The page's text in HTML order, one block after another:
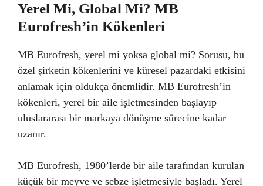
Yerel Mi, Global Mi? MB
Eurofresh’in Kökenleri
MB Eurofresh, yerel mi yoksa global mi? Sorusu, bu
özel şirketin kökenlerini ve küresel pazardaki etkisini
anlamak için oldukça önemlidir. MB Eurofresh’in
kökenleri, yerel bir aile işletmesinden başlayıp
uluslararası bir markaya dönüşme sürecine kadar
uzanır.
MB Eurofresh, 1980’lerde bir aile tarafından kurulan
küçük bir meyve ve sebze işletmesiyle başladı. Yerel